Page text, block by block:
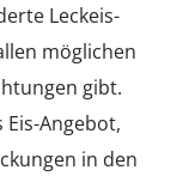
Leckeis-
möglichen
gibt.
Angebot,
in den